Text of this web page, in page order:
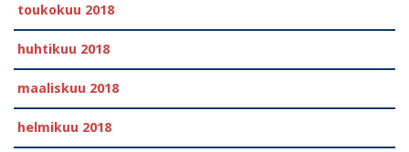
toukokuu 2018
huhtikuu 2018
maaliskuu 2018
helmikuu 2018